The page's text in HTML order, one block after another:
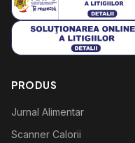
PRODUS
Jurnal Alimentar
Scanner Calorii